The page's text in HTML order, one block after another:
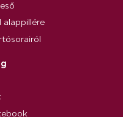
alappillére